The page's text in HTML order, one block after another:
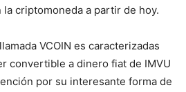
criptomoneda a partir de hoy.
VCOIN es caracterizadas
convertible a dinero fiat de IMVU
por su interesante forma de